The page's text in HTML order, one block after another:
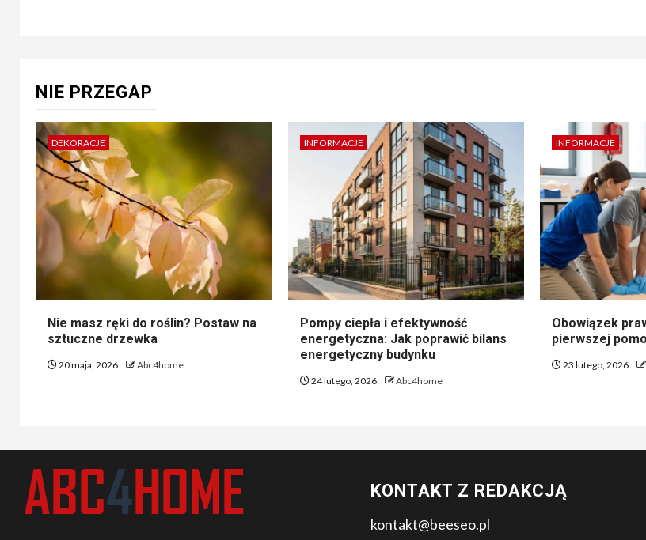
NIE PRZEGAP
DEKORACJE
Nie masz ręki do roślin? Postaw na
sztuczne drzewka
20 maja, 2026 Abc4home
INFORMACJE
Pompy ciepła i efektywność
energetyczna: Jak poprawić bilans
energetyczny budynku
24 lutego, 2026 Abc4home
INFORMACJE
Obowiązek
pierwszej
23 lutego, 2026
KONTAKT Z REDAKCJĄ
kontakt@beeseo.pl